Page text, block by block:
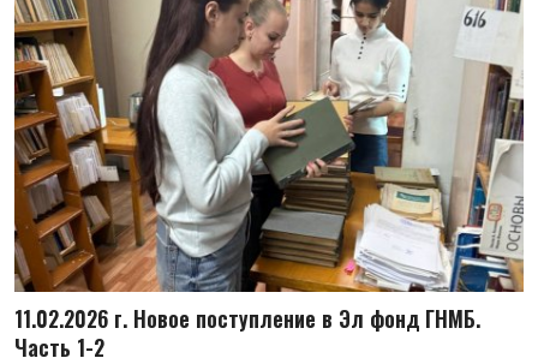
11.02.2026 г. Новое поступление в Эл фонд ГНМБ.
Часть 1-2